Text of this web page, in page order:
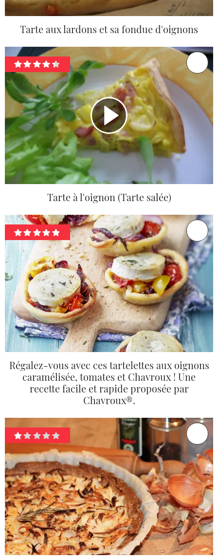
Tarte aux lardons et sa fondue d'oignons
Tarte à l'oignon (Tarte salée)
Régalez-vous avec ces tartelettes aux oignons
caramélisée, tomates et Chavroux ! Une
recette facile et rapide proposée par
Chavroux®.